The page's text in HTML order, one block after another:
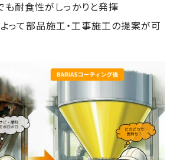
耐食性がしっかりと発揮
って部品施工・工事施工の提案が可